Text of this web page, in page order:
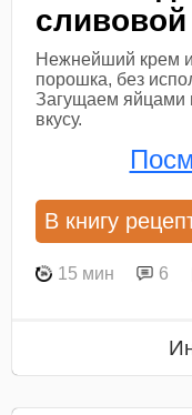
Нежнейший крем
порошка, без
Загущаем яйцами
вкусу.
В книгу
15 мин 6